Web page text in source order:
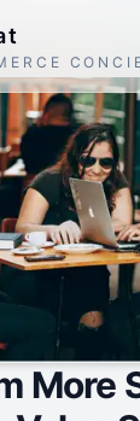
More